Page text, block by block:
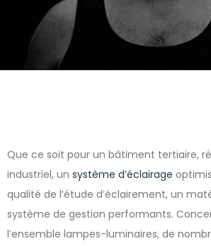
Que ce soit pour un bâtiment tertiaire,
industriel, un système d’éclairage
qualité de l’étude d’éclairement, un
système de gestion performants.
l’ensemble lampes-luminaires, de